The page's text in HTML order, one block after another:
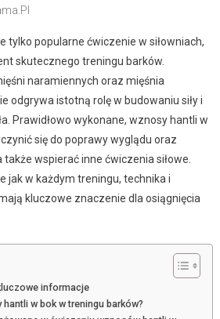
tylko popularne ćwiczenie w siłowniach,
skutecznego treningu barków.
naramiennych oraz mięśnia
odgrywa istotną rolę w budowaniu siły i
Prawidłowo wykonane, wznosy hantli w
się do poprawy wyglądu oraz
wspierać inne ćwiczenia siłowe.
jak w każdym treningu, technika i
kluczowe znaczenie dla osiągnięcia
informacje
w bok w treningu barków?